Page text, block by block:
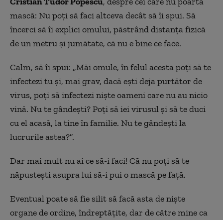
mască: Nu poți să faci altceva decât să îi spui. Să
încerci să îi explici omului, păstrând distanța fizică
de un metru și jumătate, că nu e bine ce face.
Calm, să îi spui: „Măi omule, în felul acesta poți să te
infectezi tu și, mai grav, dacă ești deja purtător de
virus, poți să infectezi niște oameni care nu au nicio
vină. Nu te gândești? Poți să iei virusul și să te duci
cu el acasă, la tine în familie. Nu te gândești la
lucrurile astea?”.
Dar mai mult nu ai ce să-i faci! Că nu poți să te
năpustești asupra lui să-i pui o mască pe față.
Eventual poate să fie silit să facă asta de niște
organe de ordine, îndreptățite, dar de către mine ca